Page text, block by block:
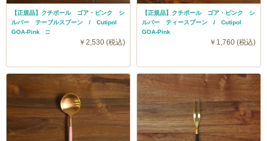
【正規品】クチポール ゴア・ピンク シ
ルバー テーブルスプーン / Cutipol
GOA-Pink □
￥2,530 (税込)
【正規品】クチポール ゴア・ピンク シ
ルバー ティースプーン / Cutipol
GOA-Pink
￥1,760 (税込)